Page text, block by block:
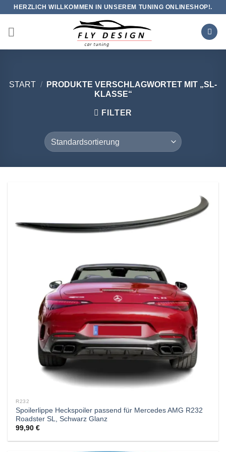
Zum
springen
HERZLICH WILLKOMMEN IN UNSEREM TUNING ONLINESHOP!.
START /
PRODUKTE VERSCHLAGWORTET MIT „SL-
KLASSE“
FILTER
R232
Spoilerlippe Heckspoiler passend für Mercedes AMG R232
Roadster SL, Schwarz Glanz
99,90€